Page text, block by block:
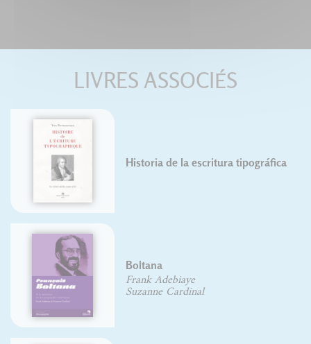
LIVRES ASSOCIÉS
Historia de la escritura tipográfica
Boltana
Frank Adebiaye
Suzanne Cardinal